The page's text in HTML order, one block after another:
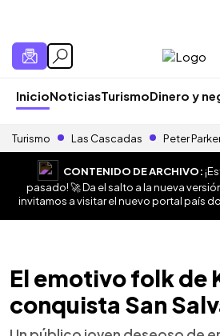
InicioNoticiasTurismoDinero y
Turismo Las Cascadas Peter
CONTENIDO DE ARCHIVO:
pasado! 🚀 Da el salto a la nueva
invitamos a visitar el nuevo portal país
El emotivo folk de
conquista San